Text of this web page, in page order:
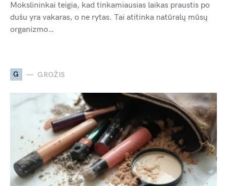
Mokslininkai teigia, kad tinkamiausias laikas praustis po
dušu yra vakaras, o ne rytas. Tai atitinka natūralų mūsų
organizmo…
G GROŽIS